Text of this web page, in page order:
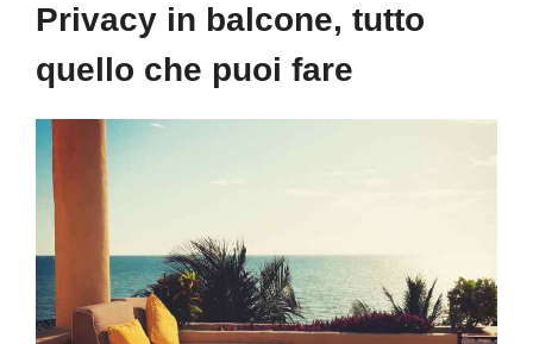
Privacy in balcone, tutto
quello che puoi fare